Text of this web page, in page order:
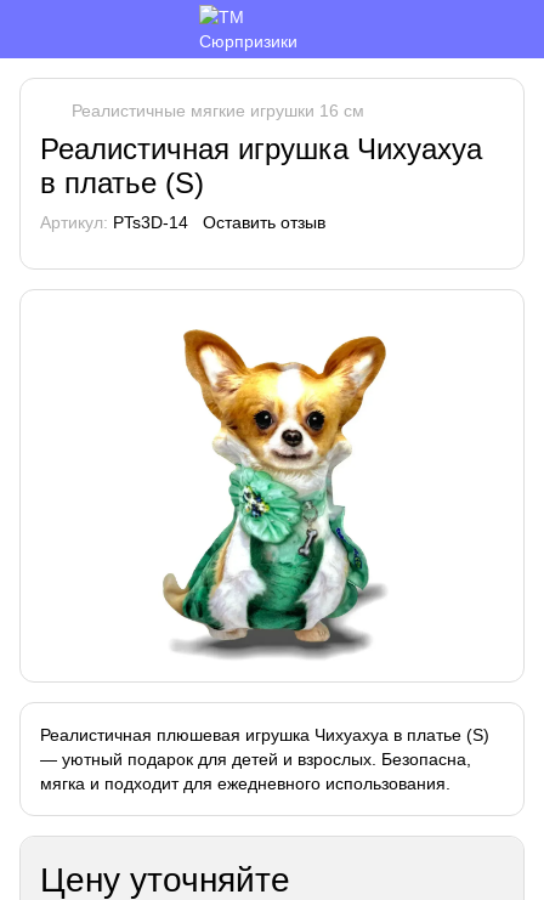
Реалистичные мягкие игрушки 16 см
Реалистичная игрушка Чихуахуа
в платье (S)
Артикул: PTs3D-14 Оставить отзыв
Реалистичная плюшевая игрушка Чихуахуа в платье (S)
— уютный подарок для детей и взрослых. Безопасна,
мягка и подходит для ежедневного использования.
Цену уточняйте